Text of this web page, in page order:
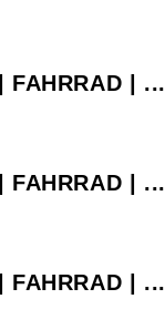
FAHRRAD | ...
FAHRRAD | ...
FAHRRAD | ...